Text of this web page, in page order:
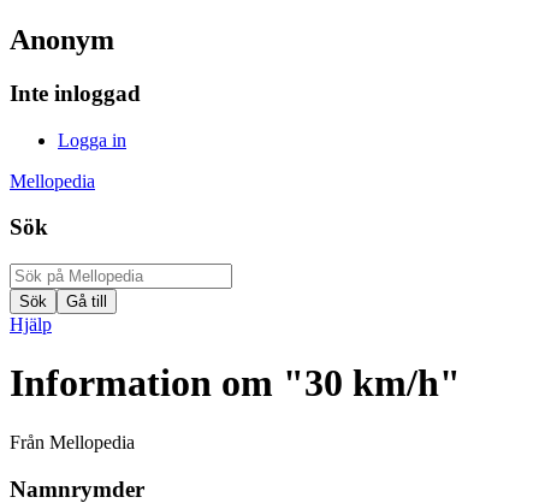
Anonym
Inte inloggad
Logga in
Mellopedia
Sök
Hjälp
Information om "30 km/h"
Från Mellopedia
Namnrymder